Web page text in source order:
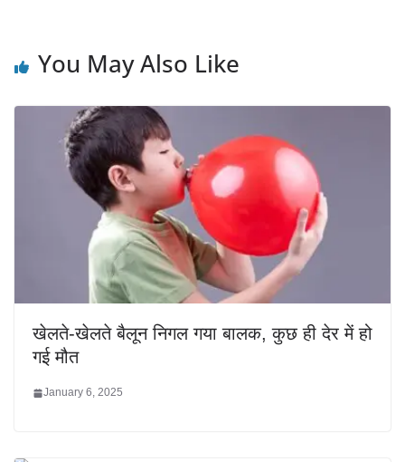
You May Also Like
खेलते-खेलते बैलून निगल गया बालक, कुछ ही देर में हो
गई मौत
January 6, 2025